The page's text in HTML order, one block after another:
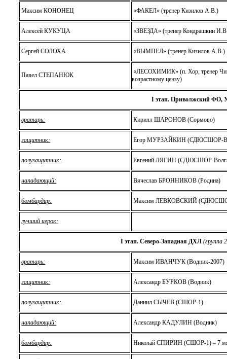
Максим КОНОНЕЦ «ФАКЕЛ» (тренер Кизилов А.В.)
Алексей КУКУЦА «ЗВЕЗДА» (тренер Кондрашкин
Сергей СОЛОХА «ВЫМПЕЛ» (тренер Кизилов А.В.)
Павел СТЕПАНЮК
«ЛЕСОХИМИК» (п. Хор, тренер
возрастному цензу)
I этап. Приволжский ФО,
вратарь: Кирилл ШАРОНОВ (Сормово)
защитник: Егор МУРЗАЙКИН (СДЮCШОР-
полузащитник: Евгений ЛЯГИН (СДЮCШОР-
нападающий: Вячеслав БРОННИКОВ (Родина)
бомбардир: Максим ЛЕВКОВСКИЙ
лучший игрок:
I этап. Северо-Западная ДХЛ (группа
вратарь: Максим ИВАНЧУК (Водник-2007)
защитник: Александр БУРКОВ (Водник)
полузащитник: Даниил СЫЧЁВ (СШОР-1)
нападающий: Александр КАДУЛИН (Водник)
бомбардир: Николай СПИРИН (СШОР-1) – 7